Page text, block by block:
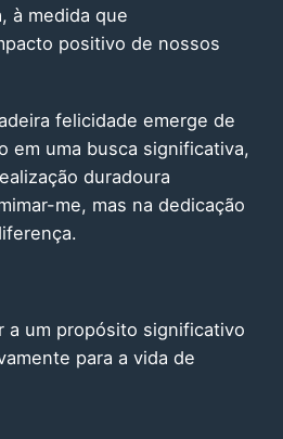
à medida que
positivo de nossos
felicidade emerge de
em uma busca significativa,
duradoura
me, mas na dedicação
a um propósito significativo
para a vida de